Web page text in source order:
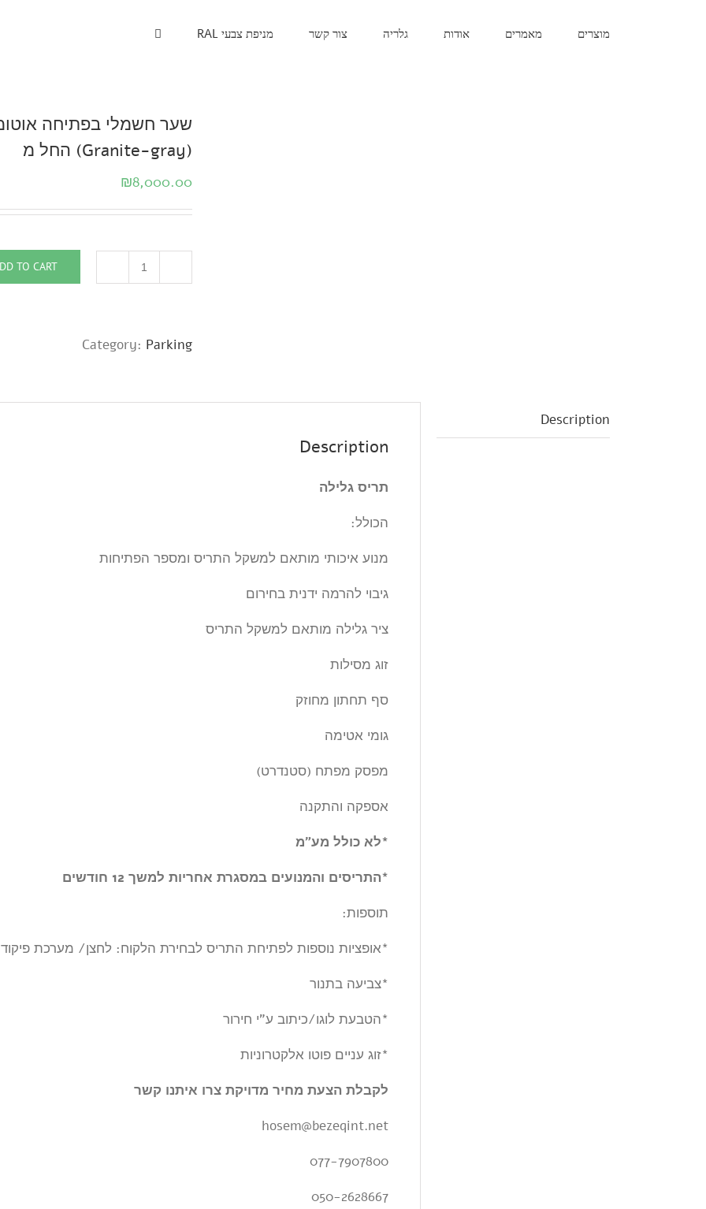
מוצרים מאמרים אודות גלריה צור קשר מניפת צבעי RAL
(Granite-gray) החל מ
₪8,000.00
Parking
(Granite-
TO CART
Category: Parking
Description
Description
תריס גלילה
הכולל:
מנוע איכותי מותאם למשקל התריס ומספר הפתיחות
גיבוי להרמה ידנית בחירום
ציר גלילה מותאם למשקל התריס
זוג מסילות
סף תחתון מחוזק
גומי אטימה
מפסק מפתח (סטנדרט)
אספקה והתקנה
*לא כולל מע”מ
*התריסים והמנועים במסגרת אחריות למשך 12 חודשים
תוספות:
*אופציות נוספות לפתיחת התריס לבחירת הלקוח: לחצן/ מערכת פיקוד + 2 שלטים/ פתיחה ע”י חיוג
*צביעה בתנור
*הטבעת לוגו/כיתוב ע”י חירור
*זוג עניים פוטו אלקטרוניות
לקבלת הצעת מחיר מדויקת צרו איתנו קשר
hosem@bezeqint.net
077-7907800
050-2628667